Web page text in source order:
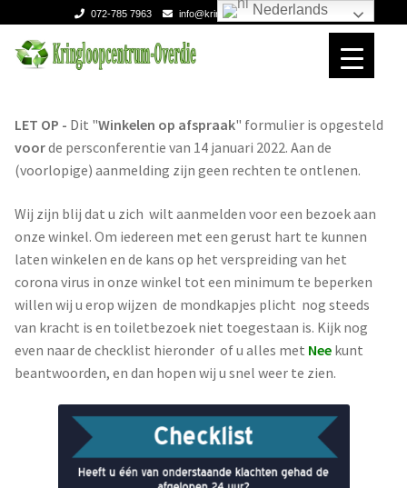
072-785 7963 info@kringloopcentrumoverdie.com
Ga
door
navigatie
Ga
naar
inhoud
Over ons
Contact
Verhuizen
Over ons
Contact
LET OP - Dit "Winkelen op afspraak" formulier is opgesteld
voorde persconferentie van 14 januari 2022. Aan de
(voorlopige) aanmelding zijn geen rechten te ontlenen.
Wij zijn blij dat u zich wilt aanmelden voor een bezoek aan
onze winkel. Om iedereen met een gerust hart te kunnen
laten winkelen en de kans op het verspreiding van het
corona virus in onze winkel tot een minimum te beperken
willen wij u erop wijzen de mondkapjes plicht nog steeds
van kracht is en toiletbezoek niet toegestaan is. Kijk nog
even naar de checklist hieronder of u alles met Nee kunt
beantwoorden, en dan hopen wij u snel weer te zien.
Nederlands